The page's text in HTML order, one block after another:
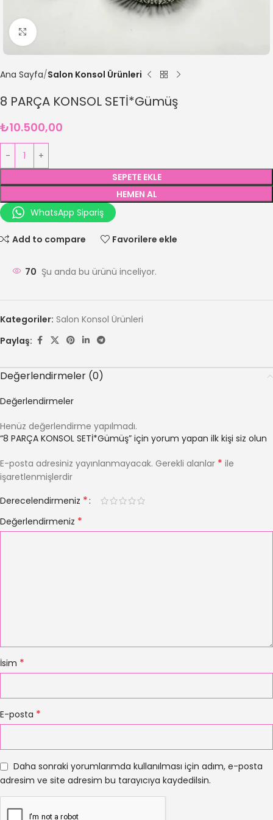
Büyütmek için tıklayın
Ana Sayfa Salon Konsol Ürünleri
8 PARÇA KONSOL SETİ*Gümüş
₺10.500,00
SEPETE EKLE
HEMEN AL
WhatsApp Sipariş
Add to compare Favorilere ekle
70 Şu anda bu ürünü inceliyor.
Kategoriler: Salon Konsol Ürünleri
Paylaş:
Değerlendirmeler (0)
Değerlendirmeler
Henüz değerlendirme yapılmadı.
“8 PARÇA KONSOL SETİ*Gümüş” için yorum yapan ilk kişi siz olun
E-posta adresiniz yayınlanmayacak. Gerekli alanlar * ile
işaretlenmişlerdir
Derecelendirmeniz *
Değerlendirmeniz *
İsim *
E-posta *
Daha sonraki yorumlarımda kullanılması için adım, e-posta
adresim ve site adresim bu tarayıcıya kaydedilsin.